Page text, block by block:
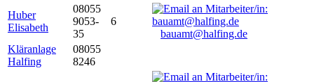
Huber
Elisabeth
08055
9053-
35
6
bauamt@halfing.de
Kläranlage
Halfing
08055
8246